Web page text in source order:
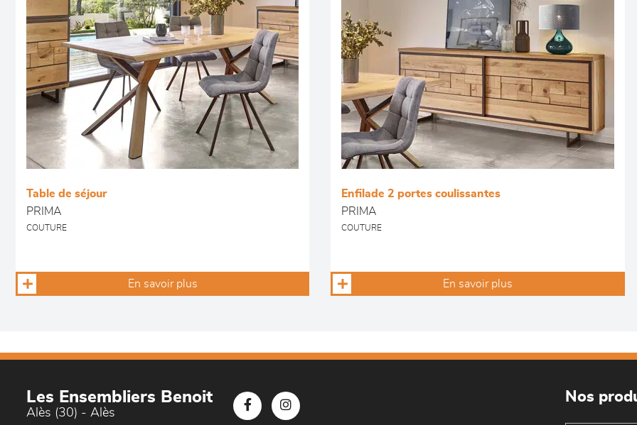
Table de séjour
PRIMA
COUTURE
En savoir plus
Enfilade 2 portes coulissantes
PRIMA
COUTURE
En savoir plus
Les Ensembliers Benoit
Alès (30) - Alès
Nos